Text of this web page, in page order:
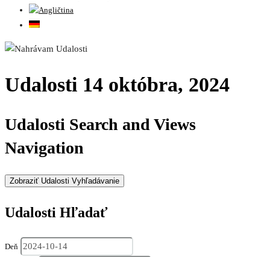
Udalosti 14 októbra, 2024
Udalosti Search and Views
Navigation
Zobraziť Udalosti Vyhľadávanie
Udalosti Hľadať
Deň